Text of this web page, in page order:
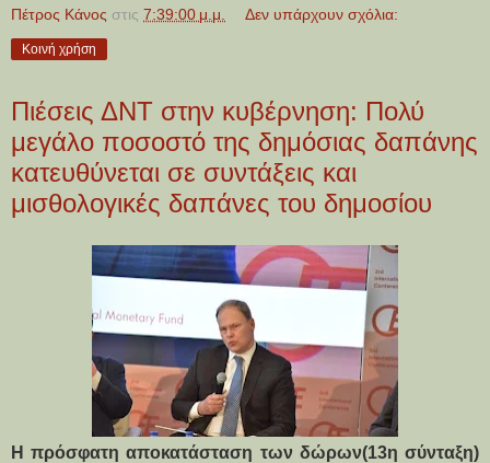
Πέτρος Κάνος στις 7:39:00 μ.μ. Δεν υπάρχουν σχόλια:
Κοινή χρήση
Πιέσεις ΔΝΤ στην κυβέρνηση: Πολύ
μεγάλο ποσοστό της δημόσιας δαπάνης
κατευθύνεται σε συντάξεις και
μισθολογικές δαπάνες του δημοσίου
Η πρόσφατη αποκατάσταση των δώρων(13η σύνταξη)